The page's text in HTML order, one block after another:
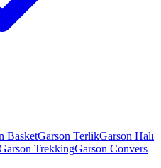
BasketGarson TerlikGarson Halı
TrekkingGarson Convers